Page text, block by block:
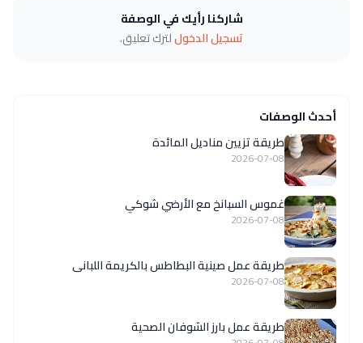
شاركنا رأيك في الوصفة
تسجيل الدخوللترك تعليق.
أحدث الوصفات
طريقة تزيين مناديل المائدة
2026-07-08
غموس السبانخ مع الأرضي شوكي
2026-07-08
طريقة عمل صينية البطاطس بالكريمة اللبانى
2026-07-08
طريقة عمل بارز الشوفان الصحية